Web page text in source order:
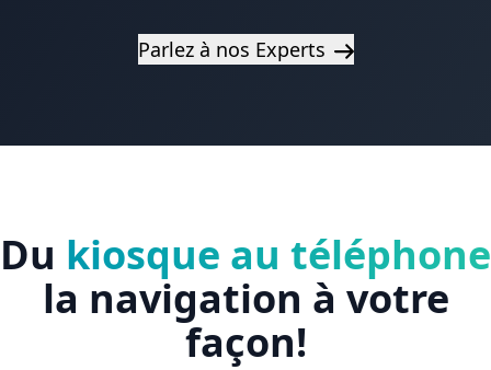
Parlez à nos Experts
Du kiosque au téléphone
la navigation à votre
façon!